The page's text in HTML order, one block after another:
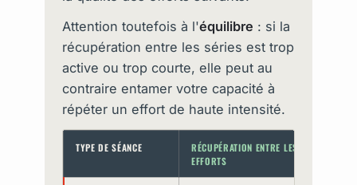
Attention toutefois à l'équilibre : si la
récupération entre les séries est trop
active ou trop courte, elle peut au
contraire entamer votre capacité à
répéter un effort de haute intensité.
TYPE DE SÉANCE
RÉCUPÉRATION ENTRE LES
EFFORTS